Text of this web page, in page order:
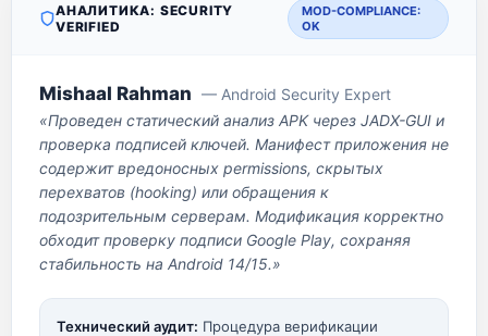
АНАЛИТИКА: SECURITY
VERIFIED
MOD-COMPLIANCE:
OK
Mishaal Rahman — Android Security Expert
«Проведен статический анализ APK через JADX-GUI и
проверка подписей ключей. Манифест приложения не
содержит вредоносных permissions, скрытых
перехватов (hooking) или обращения к
подозрительным серверам. Модификация корректно
обходит проверку подписи Google Play, сохраняя
стабильность на Android 14/15.»
Технический аудит: Процедура верификации